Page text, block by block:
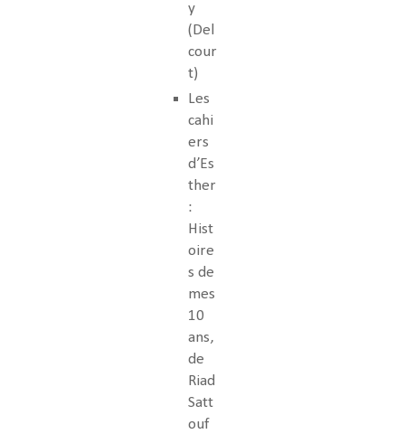
y
(Del
cour
t)
Les
cahi
ers
d’Es
ther
:
Hist
oire
s de
mes
10
ans,
de
Riad
Satt
ouf